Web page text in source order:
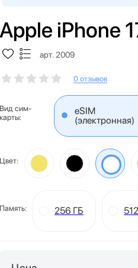
Apple iPhone
арт. 2009
0 отзывов
Вид сим-
карты:
eSIM
(электронная)
Цвет:
Память: 256 ГБ